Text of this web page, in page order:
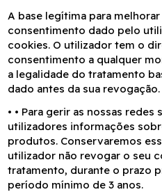
A base legítima para
consentimento dado pelo
cookies. O utilizador tem o
consentimento a qualquer
a legalidade do tratamento
dado antes da sua revogação.
• • Para gerir as nossas redes
utilizadores informações
produtos. Conservaremos
utilizador não revogar o seu
tratamento, durante o prazo
período mínimo de 3 anos.